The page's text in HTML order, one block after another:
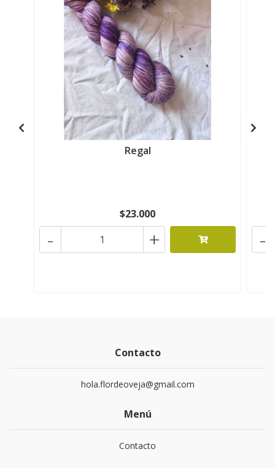
Regal
$23.000
+
- -
Contacto
hola.flordeoveja@gmail.com
Menú
Contacto